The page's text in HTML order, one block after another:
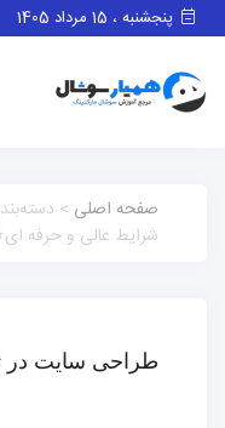
پنجشنبه ، 15 مرداد 1405
صفحه اصلی >
شرایط عالی و حرفه
طراحی سایت در